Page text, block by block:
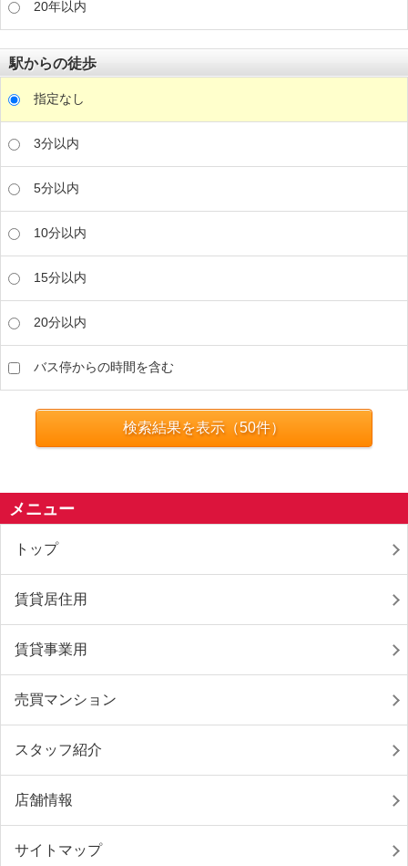
20年以内
駅からの徒歩
指定なし
3分以内
5分以内
10分以内
15分以内
20分以内
バス停からの時間を含む
検索結果を表示（50件）
メニュー
トップ
賃貸居住用
賃貸事業用
売買マンション
スタッフ紹介
店舗情報
サイトマップ